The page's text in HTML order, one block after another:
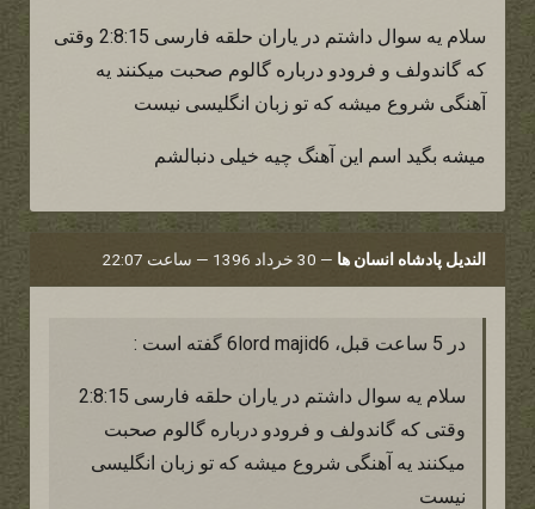
سلام یه سوال داشتم در یاران حلقه فارسی 2:8:15 وقتی
که گاندولف و فرودو درباره گالوم صحبت میکنند یه
آهنگی شروع میشه که تو زبان انگلیسی نیست
میشه بگید اسم این آهنگ چیه خیلی دنبالشم
الندیل پادشاه انسان ها — 30 خرداد 1396 — ساعت 22:07
در 5 ساعت قبل، 6lord majid6 گفته است :
سلام یه سوال داشتم در یاران حلقه فارسی 2:8:15
وقتی که گاندولف و فرودو درباره گالوم صحبت
میکنند یه آهنگی شروع میشه که تو زبان انگلیسی
نیست